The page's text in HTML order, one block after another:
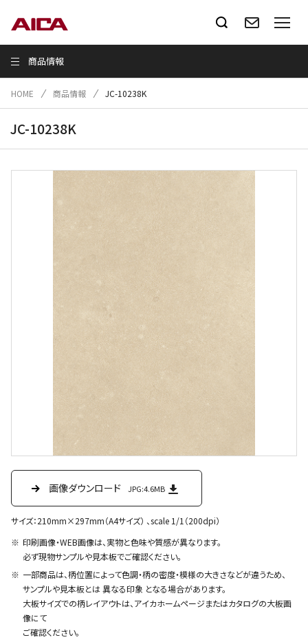
商品情報
HOME 商品情報 JC-10238K
JC-10238K
画像ダウンロード JPG:4.6MB
サイズ：210mm×297mm（A4サイズ） 、scale 1/1（200dpi）
印刷画像・WEB画像は、実物と色味や質感が異なります。
必ず現物サンプルや見本板でご確認ください。
一部商品は、柄位置によって色調・柄の密度・模様の大きさなどが違うため、
サンプルや見本板とは 異なる印象 となる場合があります。
大板サイズでの柄レイアウトは、アイカホームページまたはカタログの大板画
像にて
ご確認ください。